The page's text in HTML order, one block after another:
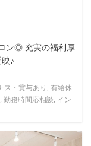
ン◎ 充実の福利厚
♪
ス・賞与あり, 有給休
勤務時間応相談, イン